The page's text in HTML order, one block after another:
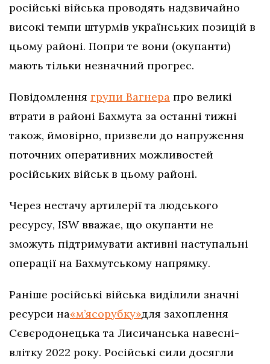
російські війська проводять надзвичайно
високі темпи штурмів українських позицій в
цьому районі. Попри те вони (окупанти)
мають тільки незначний прогрес.
Повідомлення групи Вагнера про великі
втрати в районі Бахмута за останні тижні
також, ймовірно, призвели до напруження
поточних оперативних можливостей
російських військ в цьому районі.
Через нестачу артилерії та людського
ресурсу, ISW вважає, що окупанти не
зможуть підтримувати активні наступальні
операції на Бахмутському напрямку.
Раніше російські війська виділили значні
ресурси на«м’ясорубку»для захоплення
Сєвєродонецька та Лисичанська навесні-
влітку 2022 року. Російські сили досягли